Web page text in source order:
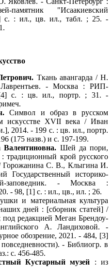
памятник "Исаакиевский
с. : ил., цв. ил., табл. ; 25. -
Ткань авангарда / Н.
- Москва : РИП-
с. : цв. ил., портр. ; 31. -
Символ и образ в русском
искусстве XVII века / Иван
2014. - 199 с. : цв. ил., портр.
(175 назв.) и с. 197-199.
Шей да пори,
традиционный крой русского
/ Горожанина С. В., Клыгина И.
Государственный историко-
заповедник. - Москва :
- 98, [1] с. : ил., цв., ил. ; 26.
и материальная культура
дней : [сборник статей] /
редакцией Меган Брендоу-
А. Ландиховой. -
обозрение, 2021. - 484, [3]
- Библиогр. в
с. 456-485.
Кустарный музей : из